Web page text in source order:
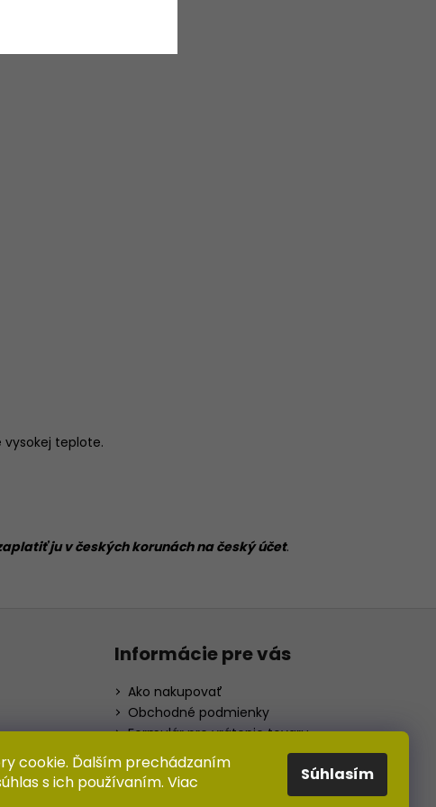
cookie. Ďalším prechádzaním
s ich používaním. Viac
Súhlasím
vysokej teplote.
ju v českých korunách na český účet.
Informácie pre vás
Ako nakupovať
Obchodné podmienky
Formulár pre vrátenie tovaru
Podmienky ochrany osobných
údajov